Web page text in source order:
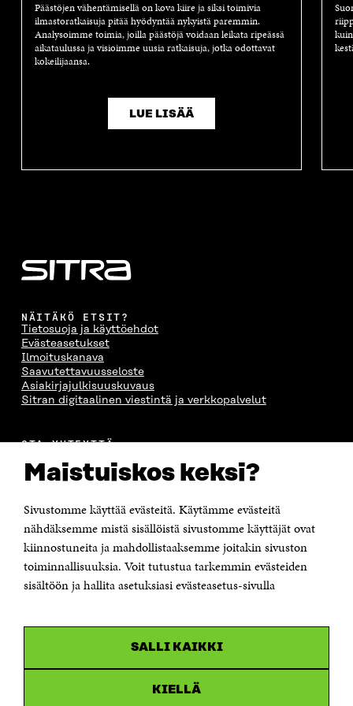
Maistuiskos keksi?
Sivustomme käyttää evästeitä. Käytämme evästeitä
nähdäksemme mistä sisällöistä sivustomme käyttäjät ovat
kiinnostuneita ja mahdollistaaksemme joitakin sivuston
toiminnallisuuksia. Voit tutustua tarkemmin evästeiden
sisältöön ja hallita asetuksiasi evästeasetus-sivulla
SALLI KAIKKI
KIELLÄ
Päästöjen vähentämisellä on kova kiire ja siksi toimivia
ilmastoratkaisuja pitää hyödyntää nykyistä paremmin.
Analysoimme toimia, joilla päästöjä voidaan leikata ripeässä
aikataulussa ja visioimme uusia ratkaisuja, jotka odottavat
kokeilijaansa.
LUE LISÄÄ
NÄITÄKÖ ETSIT?
Tietosuoja ja käyttöehdot
Evästeasetukset
Ilmoituskanava
Saavutettavuusseloste
Asiakirjajulkisuuskuvaus
Sitran digitaalinen viestintä ja verkkopalvelut
OTA YHTEYTTÄ
Itämerenkatu 11-13, PL 160,
00181 Helsinki
Puhelin +358 294 618 991
Sähköpostiosoite
Saapumisohjeet
Y-tunnus 0202132-3
uudessa